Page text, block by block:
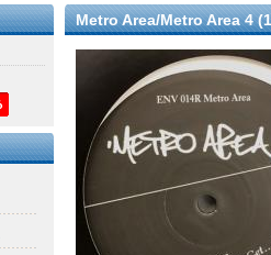
Metro Area/Metro Area 4